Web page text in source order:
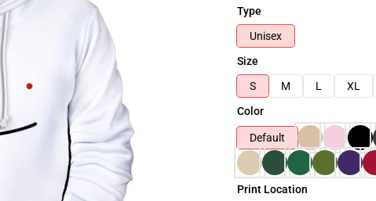
Type
Unisex
Size
S
M L XL
Color
Default
Print Location